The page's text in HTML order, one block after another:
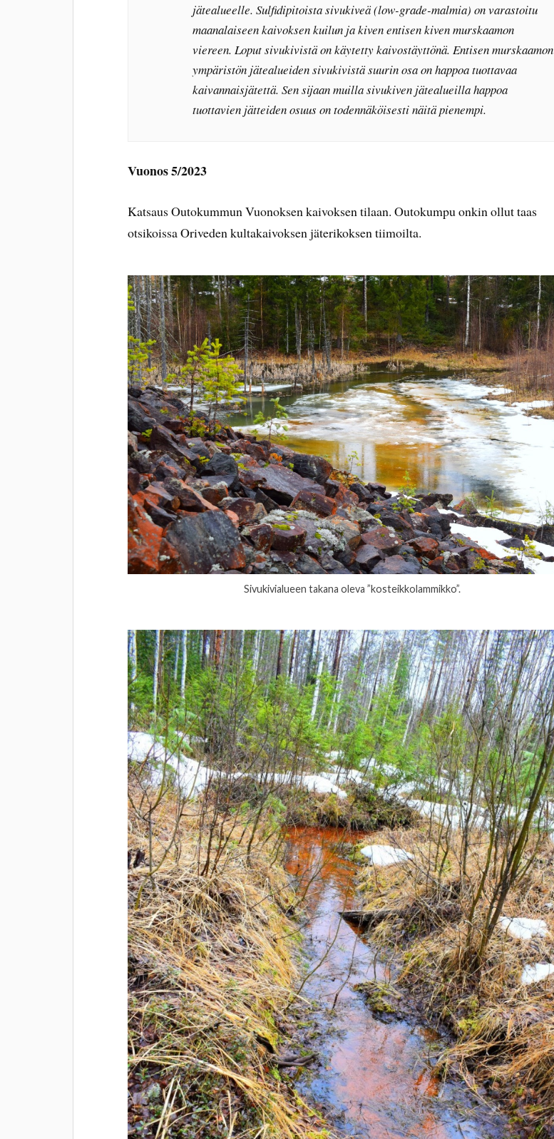
jätealueelle. Sulfidipitoista sivukiveä (low-grade-malmia) on varastoitu
maanalaiseen kaivoksen kuilun ja kiven entisen kiven murskaamon
viereen. Loput sivukivistä on käytetty kaivostäyttönä. Entisen murskaamon
ympäristön jätealueiden sivukivistä suurin osa on happoa tuottavaa
kaivannaisjätettä. Sen sijaan muilla sivukiven jätealueilla happoa
tuottavien jätteiden osuus on todennäköisesti näitä pienempi.
Vuonos 5/2023
Katsaus Outokummun Vuonoksen kaivoksen tilaan. Outokumpu onkin ollut taas
otsikoissa Oriveden kultakaivoksen jäterikoksen tiimoilta.
Sivukivialueen takana oleva ”kosteikkolammikko”.